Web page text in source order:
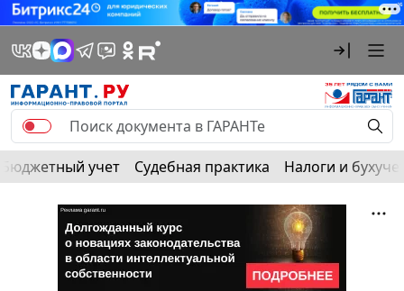
Бюджетный учет Судебная практика Налоги и